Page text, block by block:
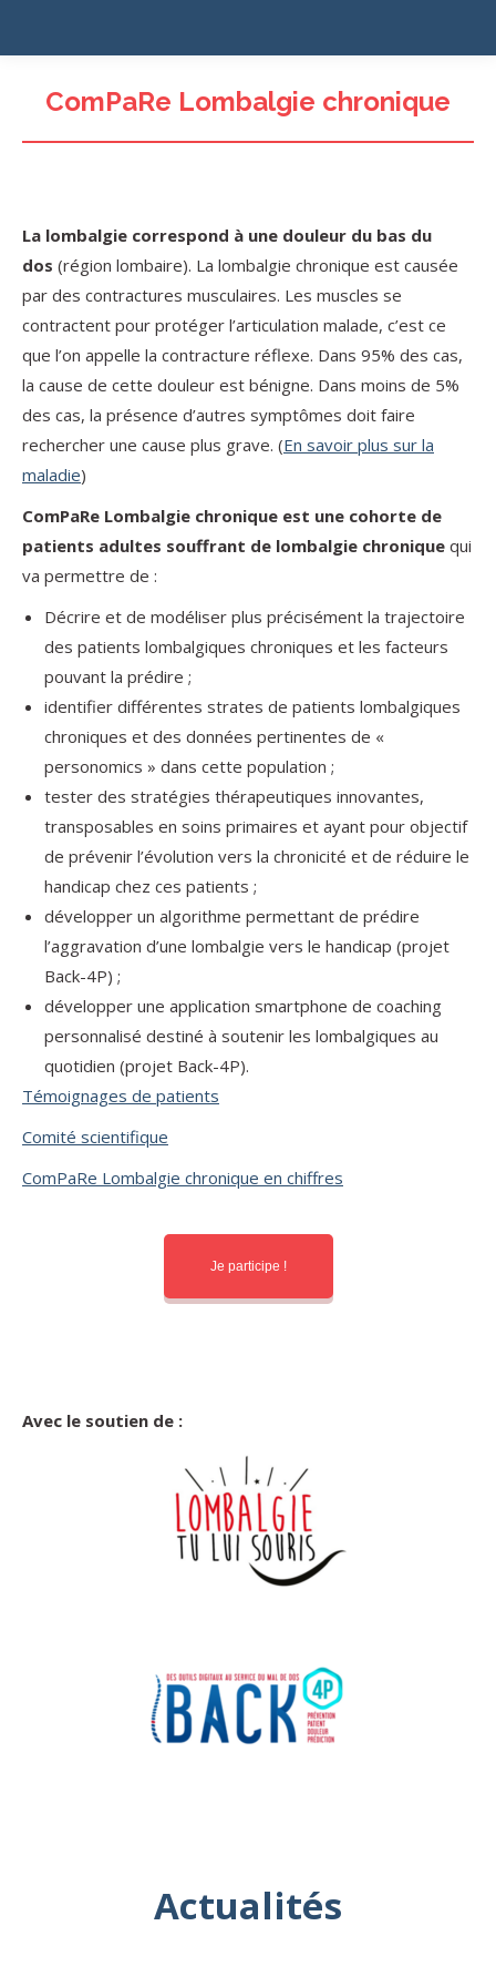
ComPaRe Lombalgie chronique
La lombalgie correspond à une douleur du bas du
dos (région lombaire). La lombalgie chronique est causée
par des contractures musculaires. Les muscles se
contractent pour protéger l’articulation malade, c’est ce
que l’on appelle la contracture réflexe. Dans 95% des cas,
la cause de cette douleur est bénigne. Dans moins de 5%
des cas, la présence d’autres symptômes doit faire
rechercher une cause plus grave. (En savoir plus sur la
maladie)
ComPaRe Lombalgie chronique est une cohorte de
patients adultes souffrant de lombalgie chronique qui
va permettre de :
Décrire et de modéliser plus précisément la trajectoire
des patients lombalgiques chroniques et les facteurs
pouvant la prédire ;
identifier différentes strates de patients lombalgiques
chroniques et des données pertinentes de «
personomics » dans cette population ;
tester des stratégies thérapeutiques innovantes,
transposables en soins primaires et ayant pour objectif
de prévenir l’évolution vers la chronicité et de réduire le
handicap chez ces patients ;
développer un algorithme permettant de prédire
l’aggravation d’une lombalgie vers le handicap (projet
Back-4P) ;
développer une application smartphone de coaching
personnalisé destiné à soutenir les lombalgiques au
quotidien (projet Back-4P).
Témoignages de patients
Comité scientifique
ComPaRe Lombalgie chronique en chiffres
Je participe !
Avec le soutien de :
Actualités